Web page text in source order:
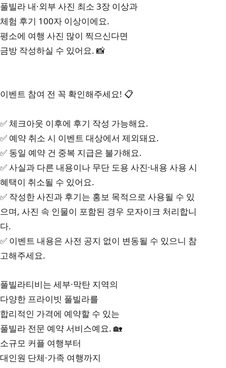
풀빌라 내·외부 사진 최소 3장 이상과
체험 후기 100자 이상이에요.
평소에 여행 사진 많이 찍으신다면
금방 작성하실 수 있어요. 📸
이벤트 참여 전 꼭 확인해주세요! 📋
✅ 체크아웃 이후에 후기 작성 가능해요.
✅ 예약 취소 시 이벤트 대상에서 제외돼요.
✅ 동일 예약 건 중복 지급은 불가해요.
✅ 사실과 다른 내용이나 무단 도용 사진·내용 사용 시
혜택이 취소될 수 있어요.
✅ 작성한 사진과 후기는 홍보 목적으로 사용될 수 있
으며, 사진 속 인물이 포함된 경우 모자이크 처리합니
다.
✅ 이벤트 내용은 사전 공지 없이 변동될 수 있으니 참
고해주세요.
풀빌라티비는 세부·막탄 지역의
다양한 프라이빗 풀빌라를
합리적인 가격에 예약할 수 있는
풀빌라 전문 예약 서비스예요. 🏡
소규모 커플 여행부터
대인원 단체·가족 여행까지